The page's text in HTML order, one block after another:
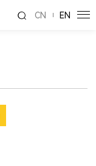
CN EN